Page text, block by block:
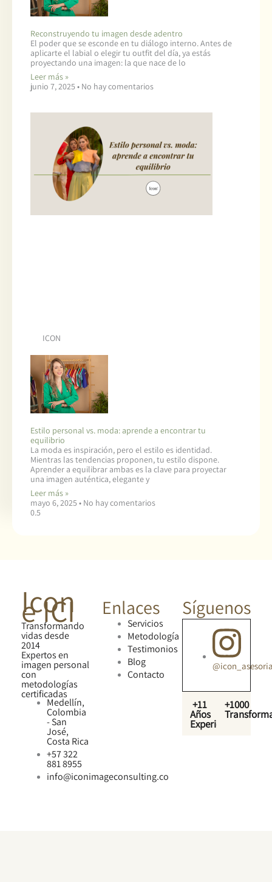
Reconstruyendo tu imagen desde adentro
El poder que se esconde en tu diálogo interno. Antes de
aplicarte el labial o elegir tu outfit del día, ya estás
proyectando una imagen: la que nace de lo
Leer más »
junio 7, 2025
No hay comentarios
ICON
Estilo personal vs. moda: aprende a encontrar tu
equilibrio
La moda es inspiración, pero el estilo es identidad.
Mientras las tendencias proponen, tu estilo dispone.
Aprender a equilibrar ambas es la clave para proyectar
una imagen auténtica, elegante y
Leer más »
mayo 6, 2025
No hay comentarios
Icon
e ICI
Transformando
vidas desde
2014
Expertos en
imagen personal
con
metodologías
certificadas
Medellín,
Colombia
- San
José,
Costa Rica
+57 322
881 8955
info@iconimageconsulting.co
Enlaces
Servicios
Metodología
Testimonios
Blog
Contacto
Síguenos
+11
Años
Experiencia
+1000